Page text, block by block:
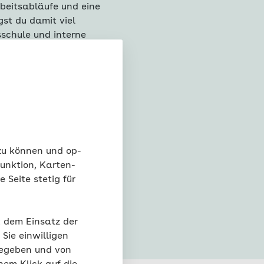
können und op-
Karten-
Seite stetig für
Einsatz der
einwilligen
und von
und eine
du damit viel
und interne
– ein Aspekt,
den
Intelligenz,
und